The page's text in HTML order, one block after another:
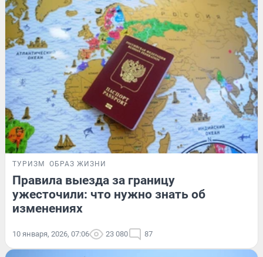
ТУРИЗМ ОБРАЗ ЖИЗНИ
Правила выезда за границу
ужесточили: что нужно знать об
изменениях
10 января, 2026, 07:06 23 080 87